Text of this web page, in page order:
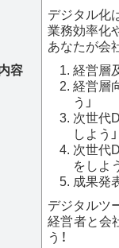
容
デジタル化
業務効率化
あなたが会
経営層
経営層
う」
次世代
しよう」
次世代
をしよ
成果発
デジタルツ
経営者と会
う！